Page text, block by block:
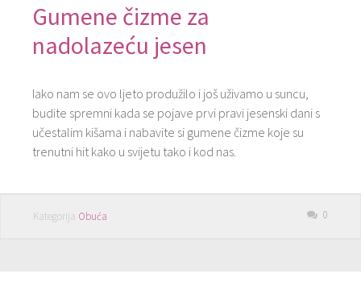
Gumene čizme za
nadolazeću jesen
Iako nam se ovo ljeto produžilo i još uživamo u suncu,
budite spremni kada se pojave prvi pravi jesenski dani s
učestalim kišama i nabavite si gumene čizme koje su
trenutni hit kako u svijetu tako i kod nas.
Kategorija Obuća 0